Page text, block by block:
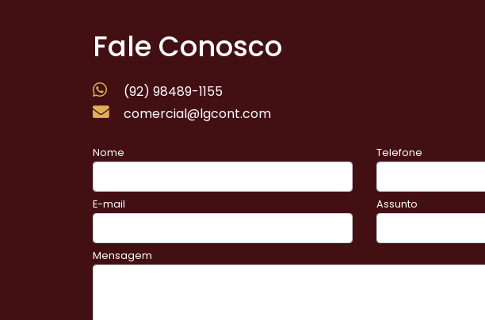
Fale Conosco
(92) 98489-1155
comercial@lgcont.com
Nome Telefone
E-mail Assunto
Mensagem